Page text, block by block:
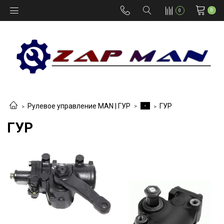
0 0
Рулевое управление MAN | ГУР - ГУР
ГУР